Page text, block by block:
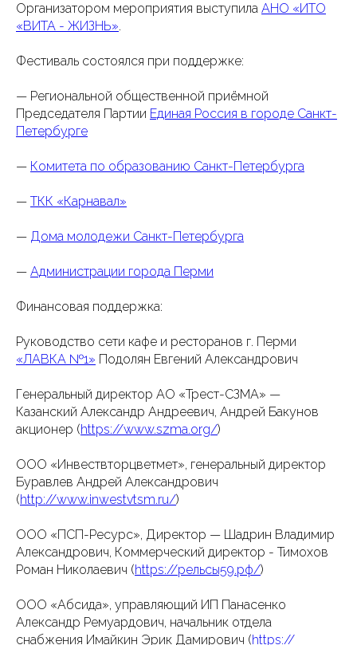
Организатором мероприятия выступила АНО «ИТО
«ВИТА - ЖИЗНЬ».
Фестиваль состоялся при поддержке:
— Региональной общественной приёмной
Председателя Партии Единая Россия в городе Санкт-
Петербурге
— Комитета по образованию Санкт-Петербурга
— ТКК «Карнавал»
— Дома молодежи Санкт-Петербурга
— Администрации города Перми
Финансовая поддержка:
Руководство сети кафе и ресторанов г. Перми
«ЛАВКА №1» Подолян Евгений Александрович
Генеральный директор АО «Трест-СЗМА» —
Казанский Александр Андреевич, Андрей Бакунов
акционер (https://www.szma.org/)
ООО «Инвествторцветмет», генеральный директор
Буравлев Андрей Александрович
(http://www.inwestvtsm.ru/)
ООО «ПСП-Ресурс», Директор — Шадрин Владимир
Александрович, Коммерческий директор - Тимохов
Роман Николаевич (https://рельсы59.рф/)
ООО «Абсида», управляющий ИП Панасенко
Александр Ремуардович, начальник отдела
снабжения Имайкин Эрик Дамирович (https://